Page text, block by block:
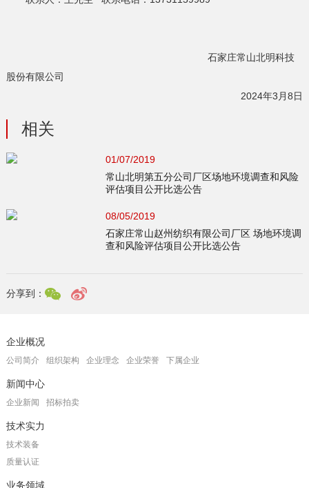
石家庄常山北明科技
股份有限公司
2024年3月8日
相关
01/07/2019
常山北明第五分公司厂区场地环境调查和风险
评估项目公开比选公告
08/05/2019
石家庄常山赵州纺织有限公司厂区 场地环境调
查和风险评估项目公开比选公告
分享到：
企业概况
公司简介 组织架构 企业理念 企业荣誉 下属企业
新闻中心
企业新闻 招标拍卖
技术实力
技术装备
质量认证
业务领域